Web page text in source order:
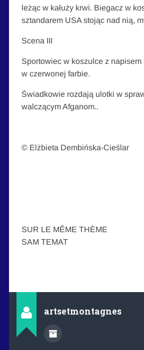
leżąc w kałuży krwi. Biegacz w
sztandarem USA stojąc nad nią,
Scena III
Sportowiec w koszulce z napisem
w czerwonej farbie.
Świadkowie rozdają ulotki w
walczącym Afganom..
© Elżbieta Dembińska-Cieślar
SUR LE MÊME
SAM TEMAT
artsetmontagnes